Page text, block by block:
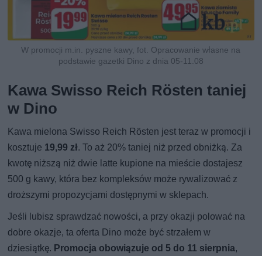
W promocji m.in. pyszne kawy, fot. Opracowanie własne na
podstawie gazetki Dino z dnia 05-11.08
Kawa Swisso Reich Rösten taniej
w Dino
Kawa mielona Swisso Reich Rösten jest teraz w promocji i
kosztuje 19,99 zł. To aż 20% taniej niż przed obniżką. Za
kwotę niższą niż dwie latte kupione na mieście dostajesz
500 g kawy, która bez kompleksów może rywalizować z
droższymi propozycjami dostępnymi w sklepach.
Jeśli lubisz sprawdzać nowości, a przy okazji polować na
dobre okazje, ta oferta Dino może być strzałem w
dziesiątkę. Promocja obowiązuje od 5 do 11 sierpnia,